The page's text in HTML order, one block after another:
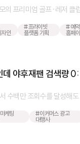
의 프리미엄 골프·레저 클
인
#프라이빗
플랫폼 기획
#예
홈페
야후재팬 검색량
수백만 조회수를 달성해
케팅
#이커머스 광고
대행사